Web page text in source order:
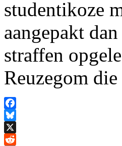
studentikoze
aangepakt
straffen
Reuzegom
Facebook
Bluesky
X